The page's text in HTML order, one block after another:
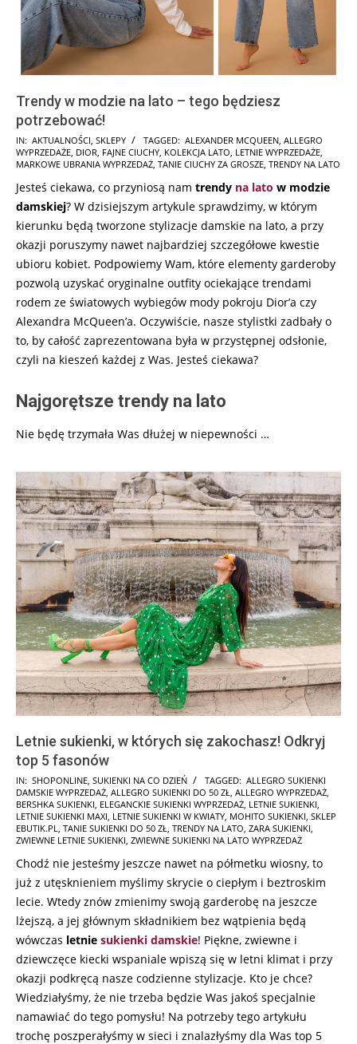
Trendy w modzie na lato – tego będziesz
potrzebować!
2025-
05-
IN: AKTUALNOŚCI SKLEPY TAGGED: ALEXANDER MCQUEEN ALLEGRO
WYPRZEDAŻE DIOR FAJNE CIUCHY KOLEKCJA LATO LETNIE WYPRZEDAŻE
MARKOWE UBRANIA WYPRZEDAŻ TANIE CIUCHY ZA GROSZE TRENDY NA LATO
Jesteś ciekawa, co przyniosą nam trendy na lato w modzie
damskiej? W dzisiejszym artykule sprawdzimy, w którym
kierunku będą tworzone stylizacje damskie na lato, a przy
okazji poruszymy nawet najbardziej szczegółowe kwestie
ubioru kobiet. Podpowiemy Wam, które elementy garderoby
pozwolą uzyskać oryginalne outfity ociekające trendami
rodem ze światowych wybiegów mody pokroju Dior’a czy
Alexandra McQueen’a. Oczywiście, nasze stylistki zadbały o
to, by całość zaprezentowana była w przystępnej odsłonie,
czyli na kieszeń każdej z Was. Jesteś ciekawa?
Najgorętsze trendy na lato
Nie będę trzymała Was dłużej w niepewności …
Letnie sukienki, w których się zakochasz! Odkryj
top 5 fasonów
2025-
02-
07
IN: SHOPONLINE SUKIENKI NA CO DZIEŃ TAGGED: ALLEGRO SUKIENKI
DAMSKIE WYPRZEDAŻ ALLEGRO SUKIENKI DO 50 ZŁ ALLEGRO WYPRZEDAŻ
BERSHKA SUKIENKI ELEGANCKIE SUKIENKI WYPRZEDAŻ LETNIE SUKIENKI
LETNIE SUKIENKI MAXI LETNIE SUKIENKI W KWIATY MOHITO SUKIENKI SKLEP
EBUTIK.PL
TANIE SUKIENKI DO 50 ZŁ TRENDY NA LATO ZARA SUKIENKI
ZWIEWNE LETNIE SUKIENKI ZWIEWNE SUKIENKI NA LATO WYPRZEDAŻ
Chodź nie jesteśmy jeszcze nawet na półmetku wiosny, to
już z utęsknieniem myślimy skrycie o ciepłym i beztroskim
lecie. Wtedy znów zmienimy swoją garderobę na jeszcze
lżejszą, a jej głównym składnikiem bez wątpienia będą
wówczas letnie sukienki damskie! Piękne, zwiewne i
dziewczęce kiecki wspaniale wpiszą się w letni klimat i przy
okazji podkręcą nasze codzienne stylizacje. Kto je chce?
Wiedziałyśmy, że nie trzeba będzie Was jakoś specjalnie
namawiać do tego pomysłu! Na potrzeby tego artykułu
trochę poszperałyśmy w sieci i znalazłyśmy dla Was top 5